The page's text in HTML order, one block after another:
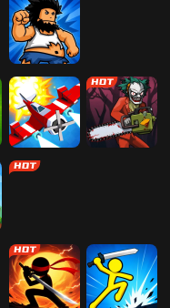
无敌流浪汉1
猎鹰战机
霸者归来